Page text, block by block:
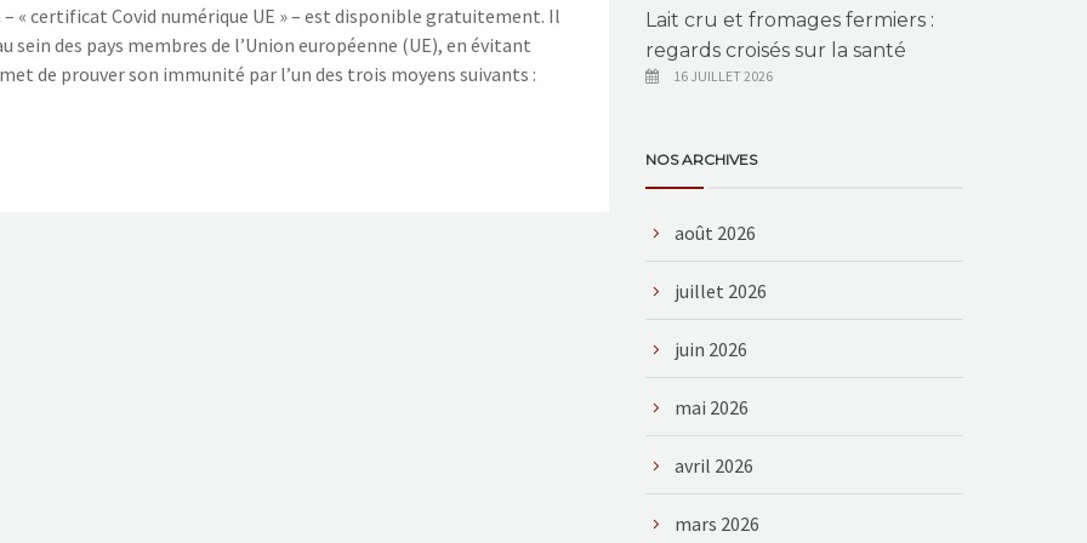
« certificat Covid numérique UE » – est disponible gratuitement. Il
des pays membres de l’Union européenne (UE), en évitant
de prouver son immunité par l’un des trois moyens suivants :
Lait cru et fromages fermiers :
regards croisés sur la santé
16 JUILLET 2026
NOS ARCHIVES
août 2026
juillet 2026
juin 2026
mai 2026
avril 2026
mars 2026